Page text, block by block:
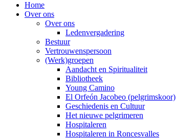
Home
Over ons
Over ons
Ledenvergadering
Bestuur
Vertrouwenspersoon
(Werk)groepen
Aandacht en Spiritualiteit
Bibliotheek
Young Camino
El Orfeón Jacobeo (pelgrimskoor)
Geschiedenis en Cultuur
Het nieuwe pelgrimeren
Hospitaleren
Hospitaleren in Roncesvalles